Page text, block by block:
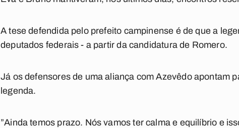
A tese defendida pelo prefeito campinense é de que a
deputados federais - a partir da candidatura de Romero.
Já os defensores de uma aliança com Azevêdo apontam
legenda.
”Ainda temos prazo. Nós vamos ter calma e equilíbrio e